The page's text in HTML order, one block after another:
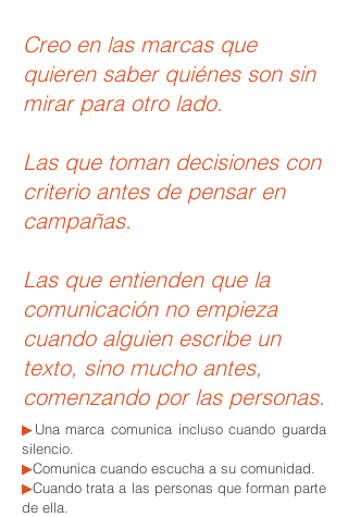
▶Una marca comunica incluso cuando guarda
silencio.
▶Comunica cuando escucha a su comunidad.
▶Cuando trata a las personas que forman parte
de ella.
Creo en las marcas que
quieren saber quiénes son sin
mirar para otro lado.
Las que toman decisiones con
criterio antes de pensar en
campañas.
Las que entienden que la
comunicación no empieza
cuando alguien escribe un
texto, sino mucho antes,
comenzando por las personas.